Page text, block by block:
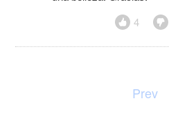
4
Prev